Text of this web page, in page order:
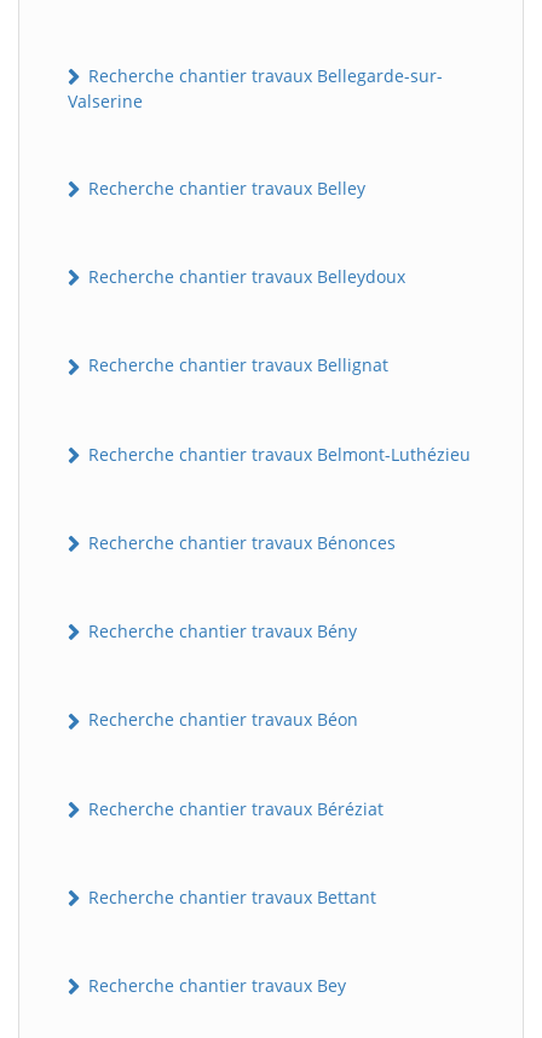
Recherche chantier travaux Bellegarde-sur-
Valserine
Recherche chantier travaux Belley
Recherche chantier travaux Belleydoux
Recherche chantier travaux Bellignat
Recherche chantier travaux Belmont-Luthézieu
Recherche chantier travaux Bénonces
Recherche chantier travaux Bény
Recherche chantier travaux Béon
Recherche chantier travaux Béréziat
Recherche chantier travaux Bettant
Recherche chantier travaux Bey